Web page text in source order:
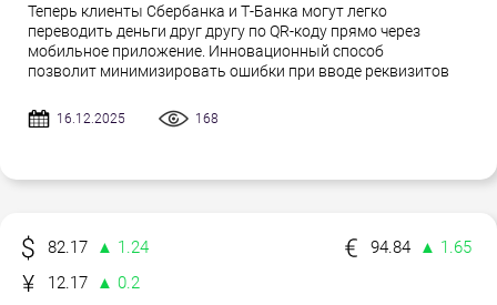
Теперь клиенты Сбербанка и Т-Банка могут легко
переводить деньги друг другу по QR-коду прямо через
мобильное приложение. Инновационный способ
позволит минимизировать ошибки при вводе реквизитов
16.12.2025 168
82.17 ▲ 1.24 94.84
▲ 1.65
12.17
▲ 0.2